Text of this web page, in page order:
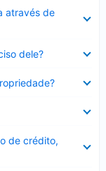
através de
dele?
de crédito,